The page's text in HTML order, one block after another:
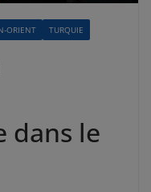
ORIENT TURQUIE
dans le